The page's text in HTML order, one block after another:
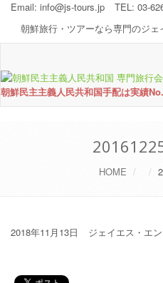
Email: info@js-tours.jp
TEL: 03-
朝鮮旅行・ツアーなら専門のジ
朝鮮民主主義人民共和国手配は実績
HOME
2018年11月13日 ジェイエス・エ